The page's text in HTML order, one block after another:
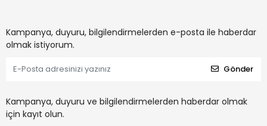
Kampanya, duyuru, bilgilendirmelerden e-posta ile haberdar
olmak istiyorum.
Gönder
Kampanya, duyuru ve bilgilendirmelerden haberdar olmak
için kayıt olun.